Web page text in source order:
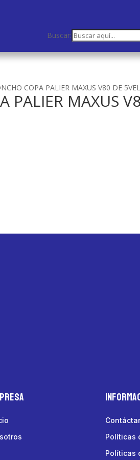
Buscar:
COPA PALIER MAXUS V80 DE
PALIER MAXUS
Políticas
Políticas